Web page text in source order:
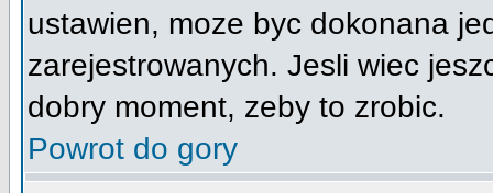
ustawien, moze byc dokonana
zarejestrowanych. Jesli wiec
dobry moment, zeby to zrobic.
Powrot do gory